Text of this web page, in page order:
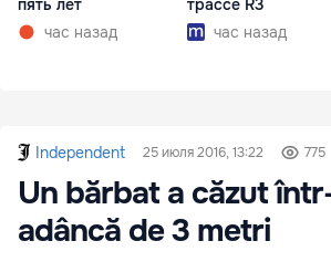
пять лет
час назад
трассе R3
час назад
Independent 25 июля 2016, 13:22 775
Un bărbat a căzut
adâncă de 3 metri